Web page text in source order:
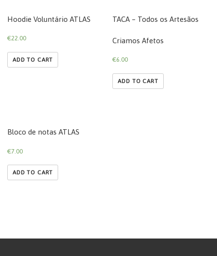
Hoodie Voluntário ATLAS
€22.00
ADD TO CART
TACA – Todos os Artesãos
Criamos Afetos
€6.00
ADD TO CART
Bloco de notas ATLAS
€7.00
ADD TO CART